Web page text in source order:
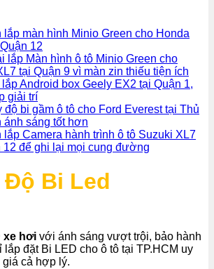
lắp màn hình Minio Green cho Honda
12
lắp Màn hình ô tô Minio Green cho
tại Quận 9 vì màn zin thiếu tiện ích
Android box Geely EX2 tại Quận 1,
giải trí
độ bi gầm ô tô cho Ford Everest tại Thủ
sáng tốt hơn
lắp Camera hành trình ô tô Suzuki XL7
12 để ghi lại mọi cung đường
Độ Bi Led
xe hơi với ánh sáng vượt trội, bảo hành
đặt Bi LED cho ô tô tại TP.HCM uy
cả hợp lý.